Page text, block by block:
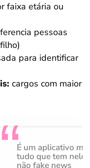
faixa etária ou
pessoas
para identificar
cargos com maior
É um aplicativo
tudo que tem nele
não fake news